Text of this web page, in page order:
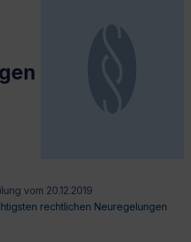
vom 20.12.2019
rechtlichen Neuregelungen